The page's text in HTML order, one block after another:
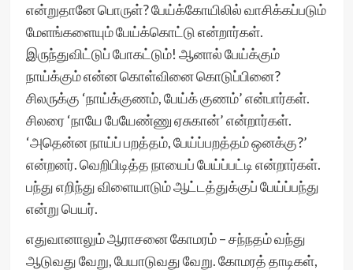
என்றுதானே பொருள்? பேய்க்கோயிலில் வாசிக்கப்படும்
மேளங்களையும் பேய்க்கொட்டு என்றார்கள்.
இருந்துவிட்டுப் போகட்டும்! ஆனால் பேய்க்கும்
நாய்க்கும் என்ன கொள்வினை கொடுப்பினை?
சிலருக்கு ‘நாய்க்குணம், பேய்க் குணம்’ என்பார்கள்.
சிலரை ‘நாயே பேயேண்ணு ஏசுகான்’ என்றார்கள்.
‘அதென்ன நாய்ப் பறத்தம், பேய்ப்பறத்தம் ஒனக்கு?’
என்றனர். வெறிபிடித்த நாயைப் பேய்ப்பட்டி என்றார்கள்.
பந்து எறிந்து விளையாடும் ஆட்டத்துக்குப் பேய்ப்பந்து
என்று பெயர்.
எதுவானாலும் ஆராசனை கோமரம் – சந்நதம் வந்து
ஆடுவது வேறு, பேயாடுவது வேறு. கோமரத் தாடிகள்,